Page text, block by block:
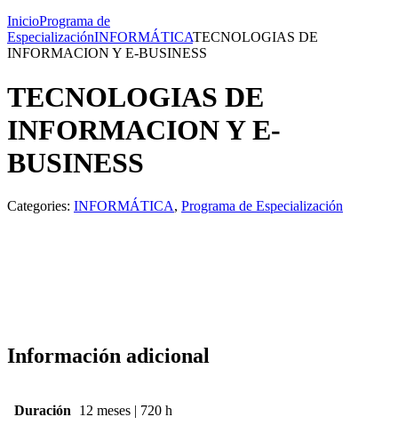
InicioPrograma de
EspecializaciónINFORMÁTICATECNOLOGIAS DE
INFORMACION Y E-BUSINESS
TECNOLOGIAS DE
INFORMACION Y E-
BUSINESS
Categories: INFORMÁTICA, Programa de Especialización
Información adicional
Duración 12 meses | 720 h